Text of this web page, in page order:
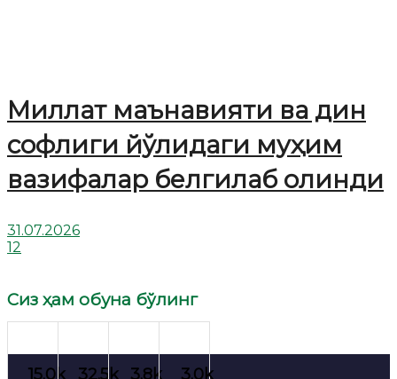
Миллат маънавияти ва дин
софлиги йўлидаги муҳим
вазифалар белгилаб олинди
31.07.2026
12
Сиз ҳам обуна бўлинг